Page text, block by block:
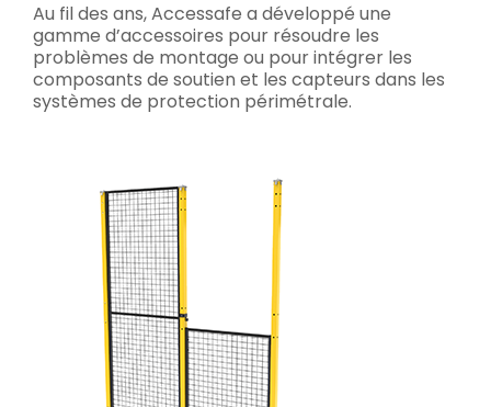
Au fil des ans, Accessafe a développé une
gamme d’accessoires pour résoudre les
problèmes de montage ou pour intégrer les
composants de soutien et les capteurs dans les
systèmes de protection périmétrale.